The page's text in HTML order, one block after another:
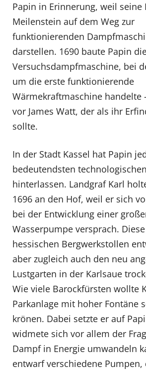
Papin in Erinnerung, weil seine
Meilenstein auf dem Weg zur
funktionierenden
darstellen. 1690 baute Papin
Versuchsdampfmaschine, bei
um die erste funktionierende
Wärmekraftmaschine handelte
vor James Watt, der als ihr
sollte.
In der Stadt Kassel hat Papin
bedeutendsten
hinterlassen. Landgraf Karl
1696 an den Hof, weil er sich
bei der Entwicklung einer
Wasserpumpe versprach.
hessischen Bergwerkstollen
aber zugleich auch den neu
Lustgarten in der Karlsaue
Wie viele Barockfürsten wollte
Parkanlage mit hoher Fontäne
krönen. Dabei setzte er auf
widmete sich vor allem der
Dampf in Energie umwandeln
entwarf verschiedene Pumpen,